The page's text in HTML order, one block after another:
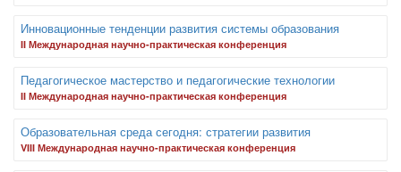
Инновационные тенденции развития системы образования
II Международная научно-практическая конференция
Педагогическое мастерство и педагогические технологии
II Международная научно-практическая конференция
Образовательная среда сегодня: стратегии развития
VIII Международная научно-практическая конференция